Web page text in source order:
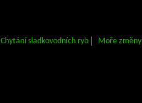
Chytání sladkovodních ryb Moře změny